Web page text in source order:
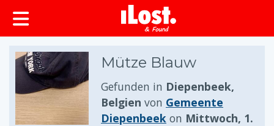
springen
Mütze Blauw
Gefunden in Diepenbeek,
Belgien von Gemeente
Diepenbeek on Mittwoch, 1.